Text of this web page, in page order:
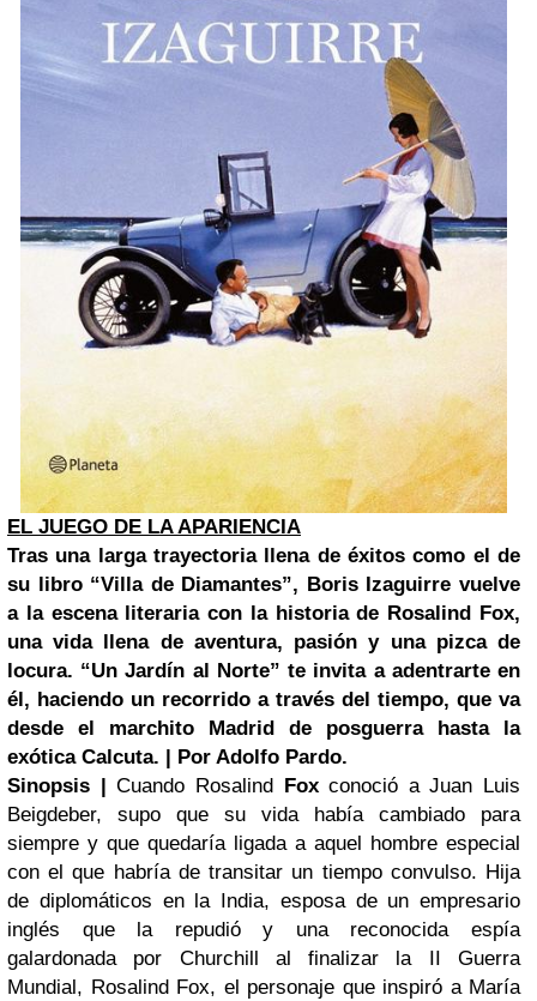
EL JUEGO DE LA APARIENCIA
Tras una larga trayectoria llena de éxitos como el de
su libro “Villa de Diamantes”, Boris Izaguirre vuelve
a la escena literaria con la historia de Rosalind Fox,
una vida llena de aventura, pasión y una pizca de
locura. “Un Jardín al Norte” te invita a adentrarte en
él, haciendo un recorrido a través del tiempo, que va
desde el marchito Madrid de posguerra hasta la
exótica Calcuta. | Por Adolfo Pardo.
Sinopsis |Cuando Rosalind Foxconoció a Juan Luis
Beigdeber, supo que su vida había cambiado para
siempre y que quedaría ligada a aquel hombre especial
con el que habría de transitar un tiempo convulso. Hija
de diplomáticos en la India, esposa de un empresario
inglés que la repudió y una reconocida espía
galardonada por Churchill al finalizar la II Guerra
Mundial, Rosalind Fox, el personaje que inspiró a María